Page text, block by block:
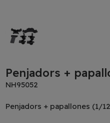
Penjadors +
NH95052
Penjadors + papallones (1/